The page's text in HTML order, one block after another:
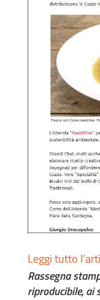
Leggi tutto
Rassegna
riproducibile, ai